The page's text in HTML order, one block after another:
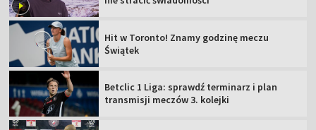
Hit w Toronto! Znamy godzinę meczu
Świątek
Betclic 1 Liga: sprawdź terminarz i plan
transmisji meczów 3. kolejki